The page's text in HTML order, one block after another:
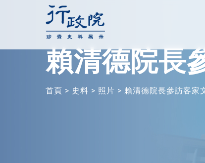
賴清德院長
首頁 > 史料 > 照片 > 賴清德院長參訪客家